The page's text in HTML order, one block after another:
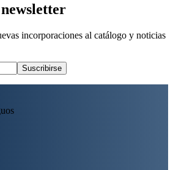
incorporaciones al catálogo y noticias
Suscribirse